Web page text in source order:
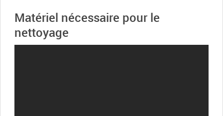
Matériel nécessaire pour le
nettoyage